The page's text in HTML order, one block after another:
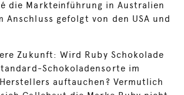
die Markteinführung in Australien
Anschluss gefolgt von den USA und
Zukunft: Wird Ruby Schokolade
Schokoladensorte im
auftauchen? Vermutlich